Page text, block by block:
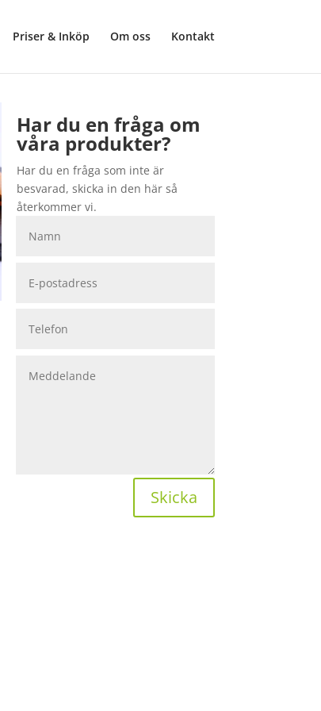
Priser & Inköp Om oss Kontakt
Har du en fråga om
våra produkter?
Har du en fråga som inte är
besvarad, skicka in den här så
återkommer vi.
Skicka